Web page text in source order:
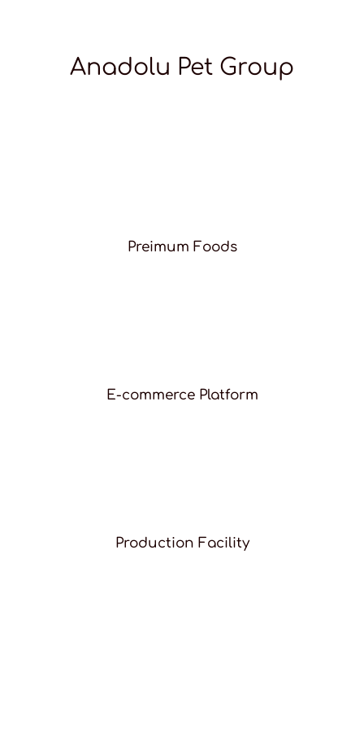
Anadolu Pet Group
Preimum Foods
E-commerce Platform
Production Facility